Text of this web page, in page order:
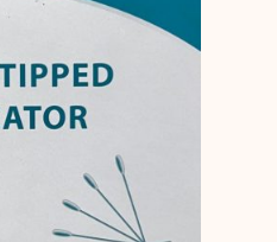
細
頭
棉
棒